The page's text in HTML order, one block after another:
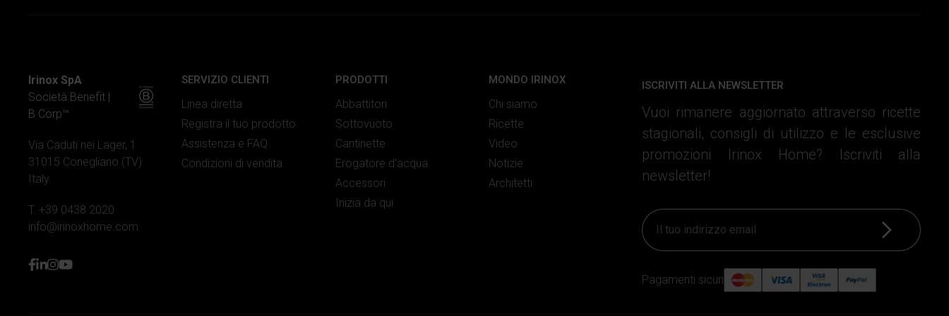
Irinox SpA
Società Benefit |
B Corp™
Via Caduti nei Lager, 1
31015 Conegliano (TV)
Italy
T. +39 0438 2020
info@irinoxhome.com
facebook
linkedin
instagram
youtube
SERVIZIO CLIENTI
Linea diretta
Registra il tuo prodotto
Assistenza e FAQ
Condizioni di vendita
PRODOTTI
Abbattitori
Sottovuoto
Cantinette
Erogatore d’acqua
Accessori
Inizia da qui
MONDO IRINOX
Chi siamo
Ricette
Video
Notizie
Architetti
ISCRIVITI ALLA NEWSLETTER
Vuoi rimanere aggiornato attraverso ricette
stagionali, consigli di utilizzo e le esclusive
promozioni Irinox Home? Iscriviti alla
newsletter!
Iscriviti
Pagamenti sicuri